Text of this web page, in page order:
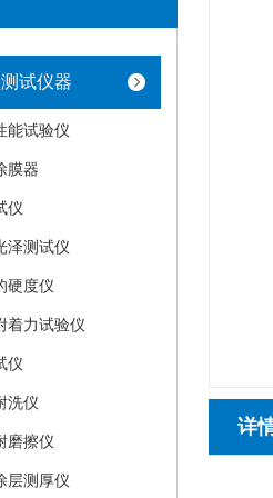
试仪器
能试验仪
膜器
仪
泽测试仪
硬度仪
着力试验仪
仪
洗仪
磨擦仪
层测厚仪
详